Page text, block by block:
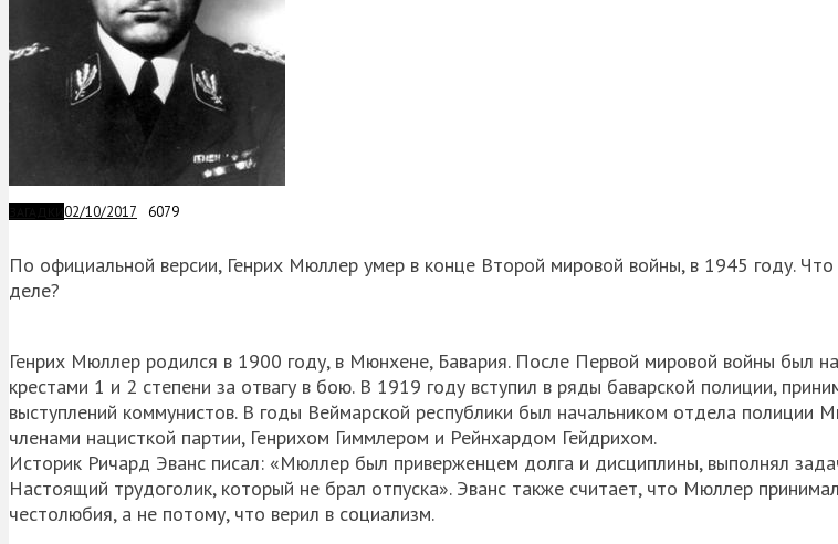
02/10/2017 6079
По официальной версии, Генрих Мюллер умер в конце Второй мировой войны, в 1945 году.
деле?
Генрих Мюллер родился в 1900 году, в Мюнхене, Бавария. После Первой мировой войны был
крестами 1 и 2 степени за отвагу в бою. В 1919 году вступил в ряды баварской полиции,
выступлений коммунистов. В годы Веймарской республики был начальником отдела полиции
членами нацисткой партии, Генрихом Гиммлером и Рейнхардом Гейдрихом.
Историк Ричард Эванс писал: «Мюллер был приверженцем долга и дисциплины, выполнял
Настоящий трудоголик, который не брал отпуска». Эванс также считает, что Мюллер
честолюбия, а не потому, что верил в социализм.